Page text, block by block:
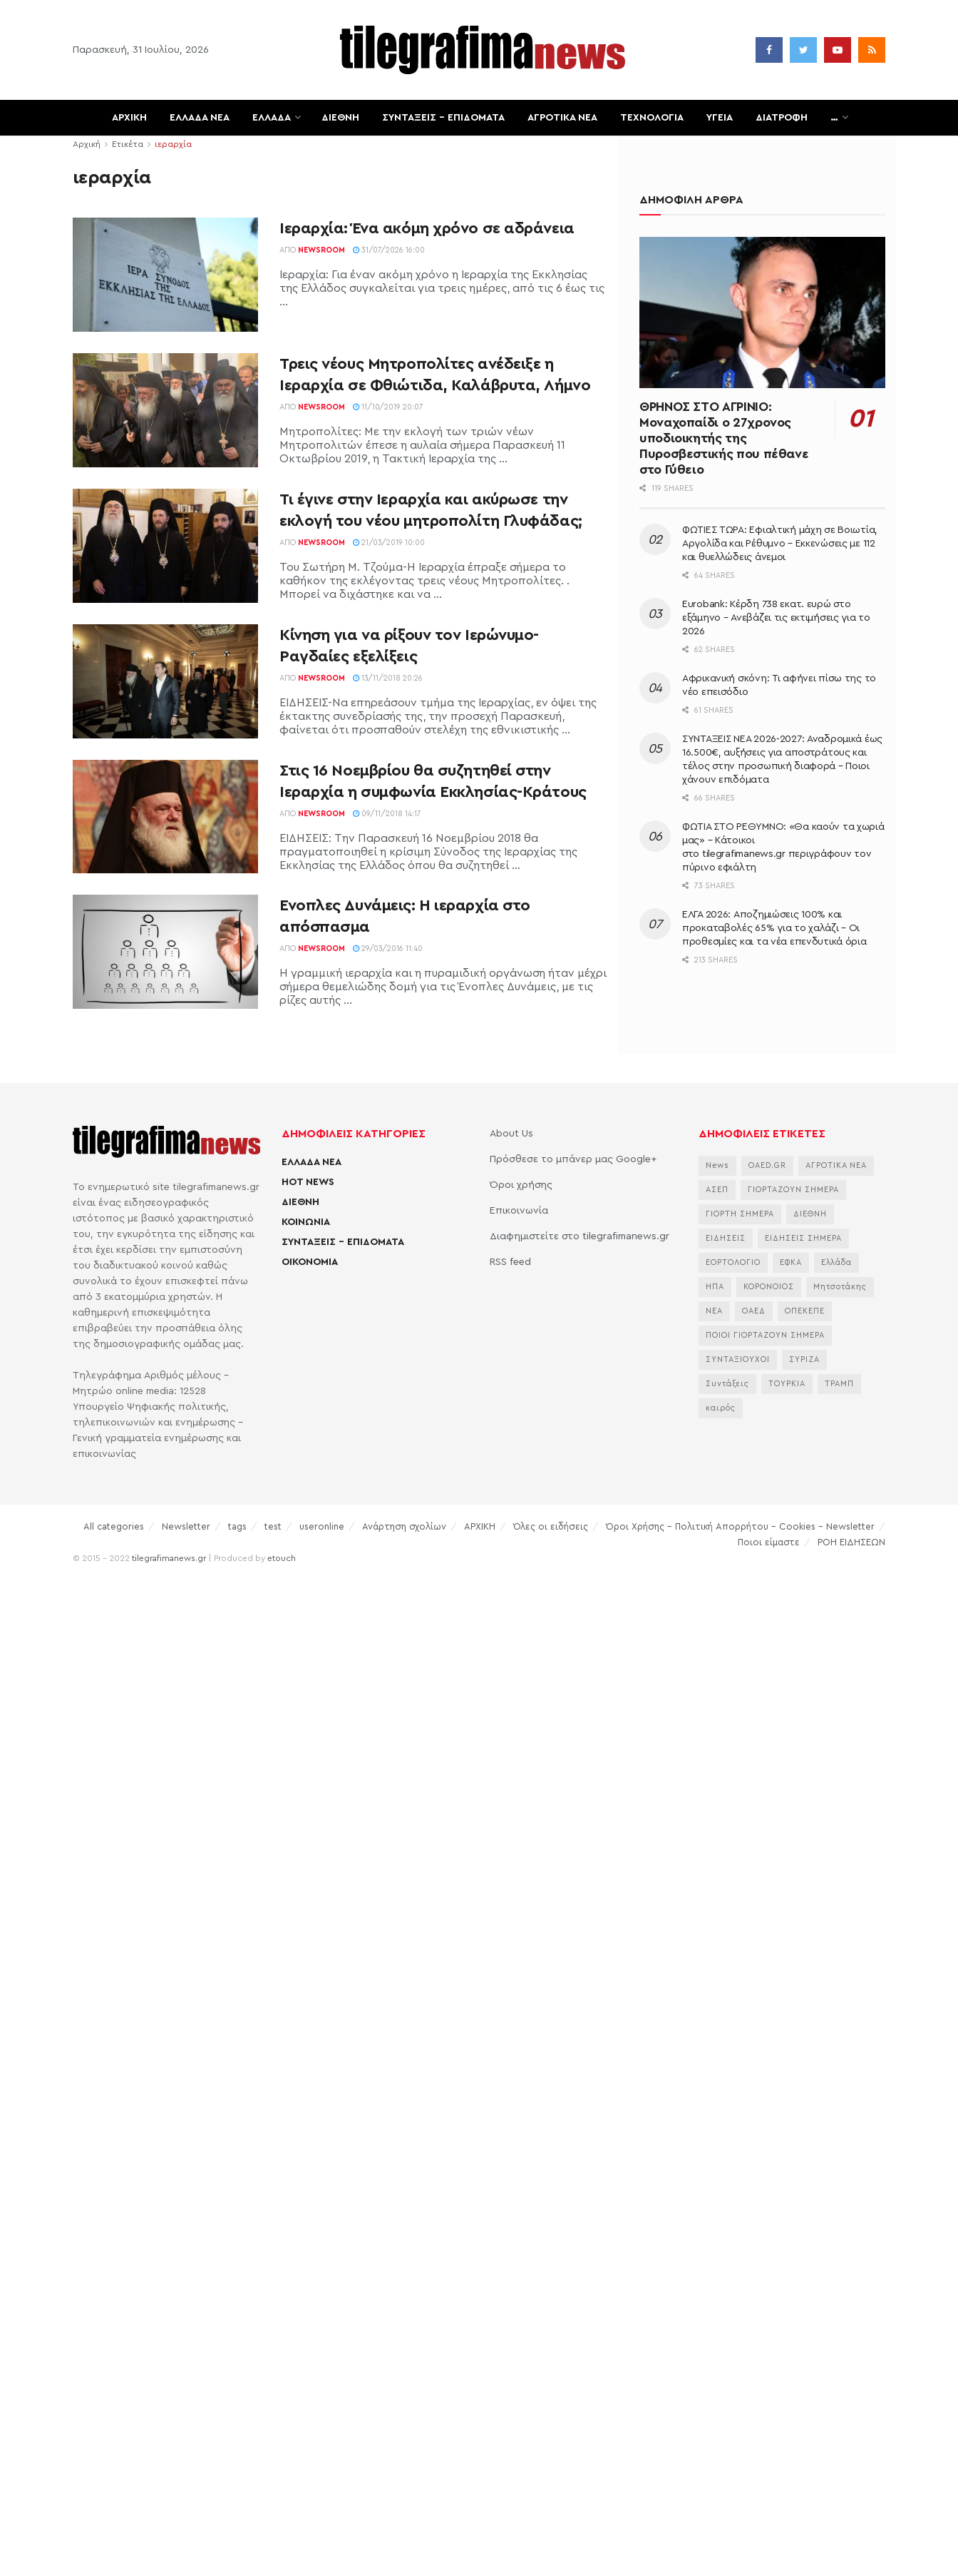
Παρασκευή, 31 Ιουλίου, 2026
ΑΡΧΙΚΗ ΕΛΛΑΔΑ ΝΕΑ ΕΛΛΑΔΑ ΔΙΕΘΝΗ ΣΥΝΤΑΞΕΙΣ – ΕΠΙΔΟΜΑΤΑ ΑΓΡΟΤΙΚΑ ΝΕΑ ΤΕΧΝΟΛΟΓΙΑ ΥΓΕΙΑ ΔΙΑΤΡΟΦΗ …
Αρχική Ετικέτα ιεραρχία
ιεραρχία
Ιεραρχία: Ένα ακόμη χρόνο σε αδράνεια
ΑΠΌ NEWSROOM 31/07/2026 16:00
Ιεραρχία: Για έναν ακόμη χρόνο η Ιεραρχία της Εκκλησίας
της Ελλάδος συγκαλείται για τρεις ημέρες, από τις 6 έως τις
...
Τρεις νέους Μητροπολίτες ανέδειξε η
Ιεραρχία σε Φθιώτιδα, Καλάβρυτα, Λήμνο
ΑΠΌ NEWSROOM 11/10/2019 20:07
Μητροπολίτες: Με την εκλογή των τριών νέων
Μητροπολιτών έπεσε η αυλαία σήμερα Παρασκευή 11
Οκτωβρίου 2019, η Τακτική Ιεραρχία της ...
Τι έγινε στην Ιεραρχία και ακύρωσε την
εκλογή του νέου μητροπολίτη Γλυφάδας;
ΑΠΌ NEWSROOM 21/03/2019 10:00
Του Σωτήρη Μ. Τζούμα-Η Ιεραρχία έπραξε σήμερα το
καθήκον της εκλέγοντας τρεις νέους Μητροπολίτες. .
Μπορεί να διχάστηκε και να ...
Κίνηση για να ρίξουν τον Ιερώνυμο-
Ραγδαίες εξελίξεις
ΑΠΌ NEWSROOM 13/11/2018 20:26
ΕΙΔΗΣΕΙΣ-Να επηρεάσουν τμήμα της Ιεραρχίας, εν όψει της
έκτακτης συνεδρίασής της, την προσεχή Παρασκευή,
φαίνεται ότι προσπαθούν στελέχη της εθνικιστικής ...
Στις 16 Νοεμβρίου θα συζητηθεί στην
Ιεραρχία η συμφωνία Εκκλησίας-Κράτους
ΑΠΌ NEWSROOM 09/11/2018 14:17
ΕΙΔΗΣΕΙΣ: Την Παρασκευή 16 Νοεμβρίου 2018 θα
πραγματοποιηθεί η κρίσιμη Σύνοδος της Ιεραρχίας της
Εκκλησίας της Ελλάδος όπου θα συζητηθεί ...
Ένοπλες Δυνάμεις: Η ιεραρχία στο
απόσπασμα
ΑΠΌ NEWSROOM 29/03/2016 11:40
Η γραμμική ιεραρχία και η πυραμιδική οργάνωση ήταν μέχρι
σήμερα θεμελιώδης δομή για τις Ένοπλες Δυνάμεις, με τις
ρίζες αυτής ...
ΔΗΜΟΦΙΛΗ ΑΡΘΡΑ
ΘΡΗΝΟΣ ΣΤΟ ΑΓΡΙΝΙΟ:
Μοναχοπαίδι ο 27χρονος
υποδιοικητής της
Πυροσβεστικής που πέθανε
στο Γύθειο
119 SHARES
ΦΩΤΙΕΣ ΤΩΡΑ: Εφιαλτική μάχη σε Βοιωτία,
Αργολίδα και Ρέθυμνο – Εκκενώσεις με 112
και θυελλώδεις άνεμοι
64 SHARES
Eurobank: Κέρδη 738 εκατ. ευρώ στο
εξάμηνο – Ανεβάζει τις εκτιμήσεις για το
2026
62 SHARES
Αφρικανική σκόνη: Τι αφήνει πίσω της το
νέο επεισόδιο
61 SHARES
ΣΥΝΤΑΞΕΙΣ ΝΕΑ 2026-2027: Αναδρομικά έως
16.500€, αυξήσεις για αποστράτους και
τέλος στην προσωπική διαφορά – Ποιοι
χάνουν επιδόματα
66 SHARES
ΦΩΤΙΑ ΣΤΟ ΡΕΘΥΜΝΟ: «Θα καούν τα χωριά
μας» – Κάτοικοι
στο tilegrafimanews.gr περιγράφουν τον
πύρινο εφιάλτη
73 SHARES
ΕΛΓΑ 2026: Αποζημιώσεις 100% και
προκαταβολές 65% για το χαλάζι – Οι
προθεσμίες και τα νέα επενδυτικά όρια
213 SHARES
Το ενημερωτικό site tilegrafimanews.gr
είναι ένας ειδησεογραφικός
ιστότοπος με βασικό χαρακτηριστικό
του, την εγκυρότητα της είδησης και
έτσι έχει κερδίσει την εμπιστοσύνη
του διαδικτυακού κοινού καθώς
συνολικά το έχουν επισκεφτεί πάνω
από 3 εκατομμύρια χρηστών. Η
καθημερινή επισκεψιμότητα
επιβραβεύει την προσπάθεια όλης
της δημοσιογραφικής ομάδας μας.
Τηλεγράφημα Αριθμός μέλους -
Μητρώο online media: 12528
Υπουργείο Ψηφιακής πολιτικής,
τηλεπικοινωνιών και ενημέρωσης -
Γενική γραμματεία ενημέρωσης και
επικοινωνίας
ΔΗΜΟΦΙΛΕΙΣ ΚΑΤΗΓΟΡΙΕΣ
ΕΛΛΑΔΑ ΝΕΑ
HOT NEWS
ΔΙΕΘΝΗ
ΚΟΙΝΩΝΙΑ
ΣΥΝΤΑΞΕΙΣ – ΕΠΙΔΟΜΑΤΑ
ΟΙΚΟΝΟΜΙΑ
About Us
Πρόσθεσε το μπάνερ μας Google+
Όροι χρήσης
Επικοινωνία
Διαφημιστείτε στο tilegrafimanews.gr
RSS feed
ΔΗΜΟΦΙΛΕΙΣ ΕΤΙΚΕΤΕΣ
News OAED.GR ΑΓΡΟΤΙΚΑ ΝΕΑ
ΑΣΕΠ ΓΙΟΡΤΑΖΟΥΝ ΣΗΜΕΡΑ
ΓΙΟΡΤΗ ΣΗΜΕΡΑ ΔΙΕΘΝΗ
ΕΙΔΗΣΕΙΣ ΕΙΔΗΣΕΙΣ ΣΗΜΕΡΑ
ΕΟΡΤΟΛΟΓΙΟ ΕΦΚΑ Ελλάδα
ΗΠΑ ΚΟΡΟΝΟΙΟΣ Μητσοτάκης
ΝΕΑ ΟΑΕΔ ΟΠΕΚΕΠΕ
ΠΟΙΟΙ ΓΙΟΡΤΑΖΟΥΝ ΣΗΜΕΡΑ
ΣΥΝΤΑΞΙΟΥΧΟΙ ΣΥΡΙΖΑ
Συντάξεις ΤΟΥΡΚΙΑ ΤΡΑΜΠ
καιρός
All categories Newsletter tags test useronline Ανάρτηση σχολίων ΑΡΧΙΚΗ Όλες οι ειδήσεις
Όροι Χρήσης – Πολιτική Απορρήτου – Cookies – Newsletter
Ποιοι είμαστε
ΡΟΗ ΕΙΔΗΣΕΩΝ
© 2015 - 2022 tilegrafimanews.gr| Produced by etouch